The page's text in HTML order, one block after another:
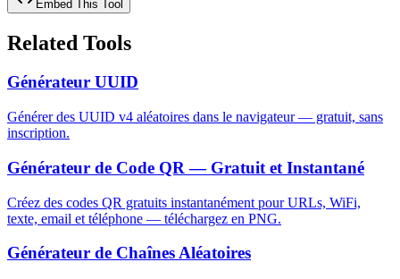
Embed This Tool
Related Tools
Générateur UUID
Générer des UUID v4 aléatoires dans le navigateur — gratuit, sans
inscription.
Générateur de Code QR — Gratuit et Instantané
Créez des codes QR gratuits instantanément pour URLs, WiFi,
texte, email et téléphone — téléchargez en PNG.
Générateur de Chaînes Aléatoires